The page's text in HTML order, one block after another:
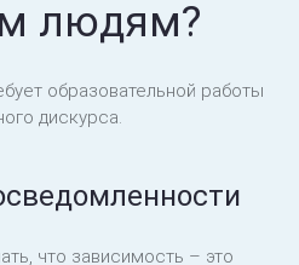
людям?
образовательной работы
дискурса.
что зависимость – это